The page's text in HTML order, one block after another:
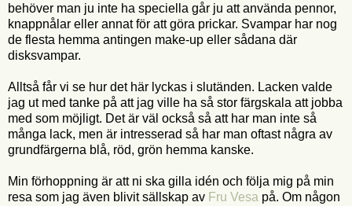
behöver man ju inte ha speciella går ju att använda pennor,
knappnålar eller annat för att göra prickar. Svampar har nog
de flesta hemma antingen make-up eller sådana där
disksvampar.
Alltså får vi se hur det här lyckas i slutänden. Lacken valde
jag ut med tanke på att jag ville ha så stor färgskala att jobba
med som möjligt. Det är väl också så att har man inte så
många lack, men är intresserad så har man oftast några av
grundfärgerna blå, röd, grön hemma kanske.
Min förhoppning är att ni ska gilla idén och följa mig på min
resa som jag även blivit sällskap av Fru Vesa på. Om någon